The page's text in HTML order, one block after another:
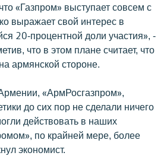
«Газпром» выступает совсем с
выражает свой интерес в
20-процентной доли участия», -
что в этом плане считает, что
армянской стороне.
«АрмРосгазпром»,
до сих пор не сделали ничего
действовать в наших
по крайней мере, более
экономист.